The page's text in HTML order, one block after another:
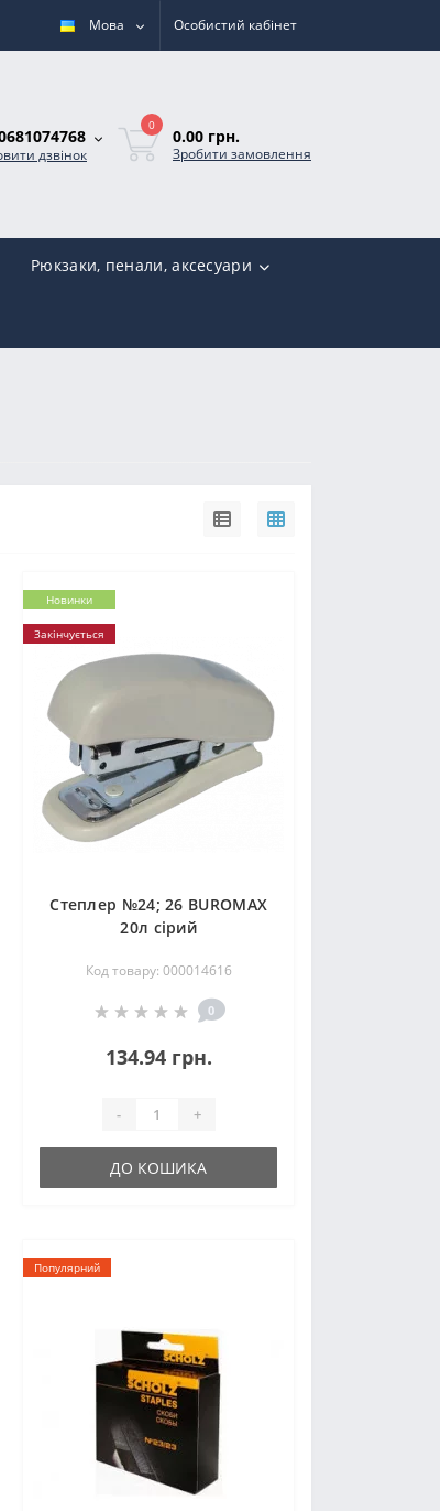
Мова Особистий кабінет
дзвінок
0
0.00 грн.
Зробити замовлення
Рюкзаки, пенали, аксесуари
Новинки
Закінчується
Степлер №24; 26 ВUROМAX
20л сірий
Код товару: 000014616
0
134.94 грн.
- +
ДО КОШИКА
Популярний